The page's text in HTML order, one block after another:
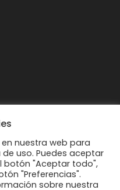
Alzheimer
nuestra web para
uso. Puedes aceptar
botón "Aceptar todo",
"Preferencias".
sobre nuestra